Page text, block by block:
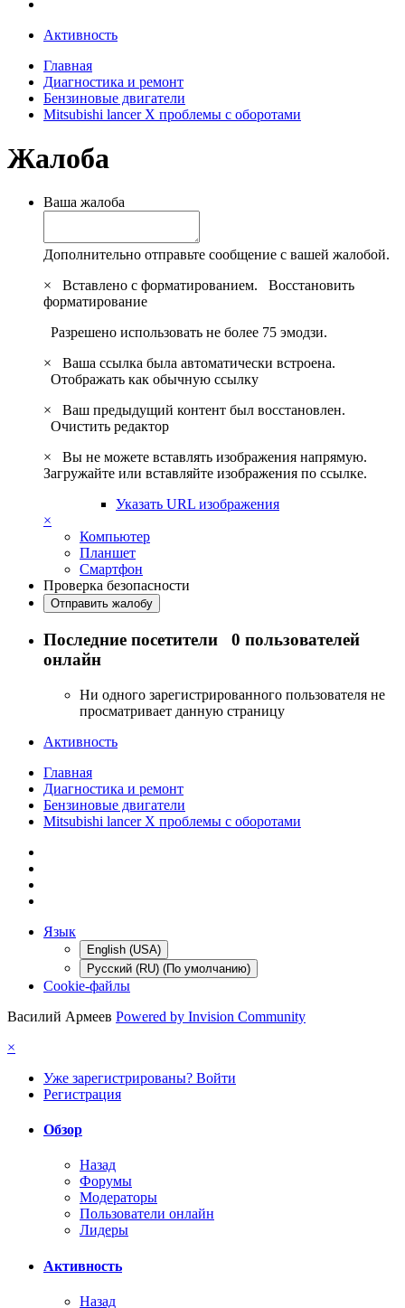
Активность
Главная
Диагностика и ремонт
Бензиновые двигатели
Mitsubishi lancer X проблемы с оборотами
Жалоба
Ваша жалоба
Дополнительно отправьте сообщение с вашей жалобой.
×
Вставлено с форматированием. Восстановить
форматирование
Разрешено использовать не более 75 эмодзи.
×
Ваша ссылка была автоматически встроена.
Отображать как обычную ссылку
×
Ваш предыдущий контент был восстановлен.
Очистить редактор
×
Вы не можете вставлять изображения напрямую.
Загружайте или вставляйте изображения по ссылке.
Указать URL изображения
×
Компьютер
Планшет
Смартфон
Проверка безопасности
Отправить жалобу
Последние посетители 0 пользователей
онлайн
Ни одного зарегистрированного пользователя не
просматривает данную страницу
Активность
Главная
Диагностика и ремонт
Бензиновые двигатели
Mitsubishi lancer X проблемы с оборотами
Язык
English (USA)
Русский (RU) (По умолчанию)
Cookie-файлы
Василий Армеев Powered by Invision Community
×
Уже зарегистрированы? Войти
Регистрация
Обзор
Назад
Форумы
Модераторы
Пользователи онлайн
Лидеры
Активность
Назад